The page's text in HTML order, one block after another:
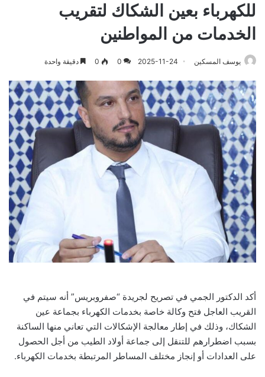
للكهرباء بعين الشكاك لتقريب
الخدمات من المواطنين
يوسف المسكين 2025-11-24
0
0 دقيقة واحدة
أكد الدكتور الجمي في تصريح لجريدة “صفروبريس” أنه سيتم في
القريب العاجل فتح وكالة خاصة بخدمات الكهرباء بجماعة عين
الشكاك، وذلك في إطار معالجة الإشكالات التي تعاني منها الساكنة
بسبب اضطرارهم للتنقل إلى جماعة أولاد الطيب من أجل الحصول
على العدادات أو إنجاز مختلف المساطر المرتبطة بخدمات الكهرباء.